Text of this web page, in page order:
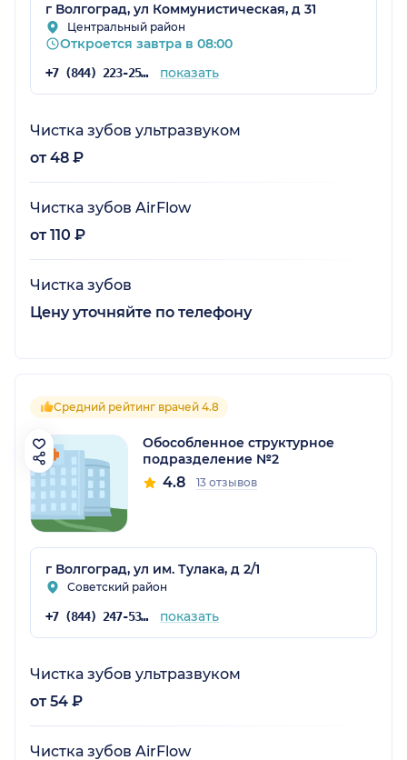
г Волгоград, ул Коммунистическая, д 31
Центральный район
Откроется завтра в 08:00
+7 (844) 223-25-18 показать
Чистка зубов ультразвуком
от 48 ₽
Чистка зубов AirFlow
от 110 ₽
Чистка зубов
Цену уточняйте по телефону
Средний рейтинг врачей 4.8
Обособленное структурное
подразделение №2
4.8 13 отзывов
г Волгоград, ул им. Тулака, д 2/1
Советский район
+7 (844) 247-53-39 показать
Чистка зубов ультразвуком
от 54 ₽
Чистка зубов AirFlow